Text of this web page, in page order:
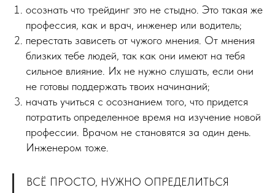
осознать что трейдинг это не стыдно. Это такая же
профессия, как и врач, инженер или водитель;
перестать зависеть от чужого мнения. От мнения
близких тебе людей, так как они имеют на тебя
сильное влияние. Их не нужно слушать, если они
не готовы поддержать твоих начинаний;
начать учиться с осознанием того, что придется
потратить определенное время на изучение новой
профессии. Врачом не становятся за один день.
Инженером тоже.
ВСЁ ПРОСТО, НУЖНО ОПРЕДЕЛИТЬСЯ